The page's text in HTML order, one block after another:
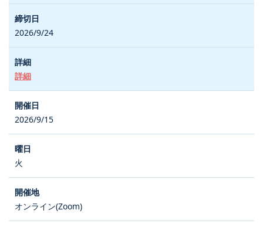
2026/9/24
詳細
2026/9/15
火
オンライン(Zoom)